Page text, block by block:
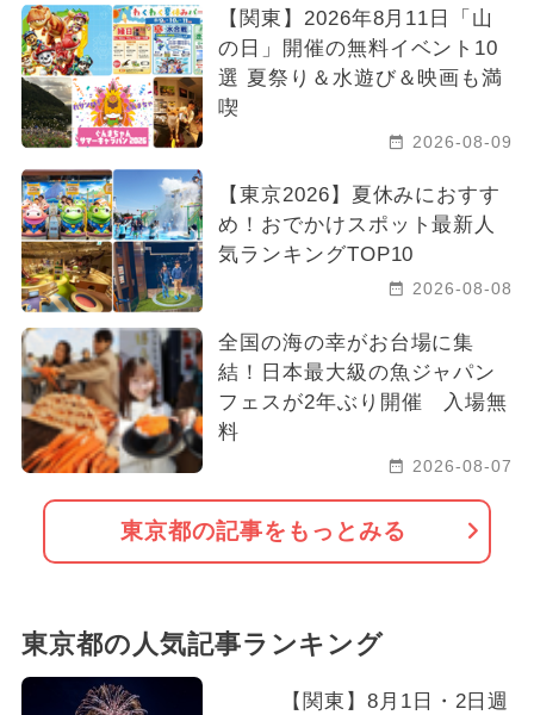
【関東】2026年8月11日「山
の日」開催の無料イベント10
選 夏祭り＆水遊び＆映画も満
喫
2026-08-09
【東京2026】夏休みにおすす
め！おでかけスポット最新人
気ランキングTOP10
2026-08-08
全国の海の幸がお台場に集
結！日本最大級の魚ジャパン
フェスが2年ぶり開催 入場無
料
2026-08-07
東京都の記事をもっとみる
東京都の人気記事ランキング
【関東】8月1日・2日週